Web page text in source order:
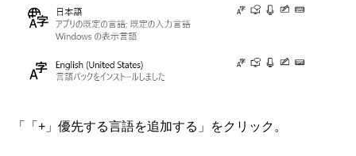
「「+」優先する言語を追加する」をクリック。